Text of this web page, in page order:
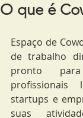
O que é
Espaço de
de trabalho
pronto para
profissionais
startups e
suas